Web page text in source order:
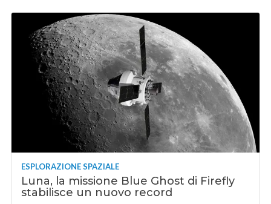
ESPLORAZIONE SPAZIALE
Luna, la missione Blue Ghost di Firefly
stabilisce un nuovo record